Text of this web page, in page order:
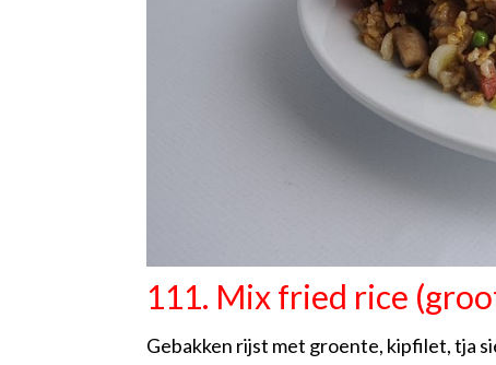
111. Mix fried rice
Gebakken rijst met groente, kipfilet, tja